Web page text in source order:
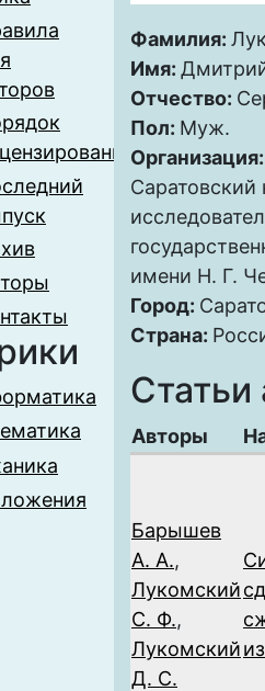
Фамилия:
Имя:
Отчество:
Пол: Муж.
имени Н. Г.
Город:
Страна:
Статьи
Авторы
Барышев
А. А.,
Лукомский
С. Ф.,
Лукомский
Д. С.